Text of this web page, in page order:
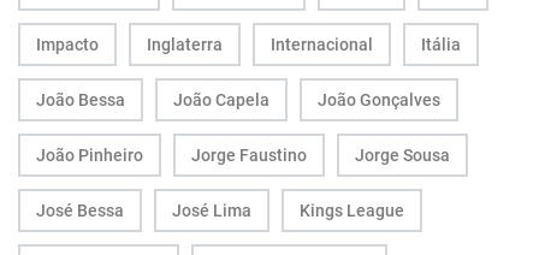
Impacto Inglaterra Internacional Itália
João Bessa João Capela João Gonçalves
João Pinheiro Jorge Faustino Jorge Sousa
José Bessa José Lima Kings League